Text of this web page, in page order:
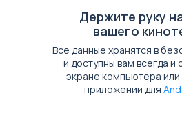
Все данные хранятся в
и доступны вам всегда и
экране компьютера
приложении для
Держите руку
вашего